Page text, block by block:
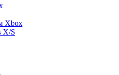
Xbox
X/S